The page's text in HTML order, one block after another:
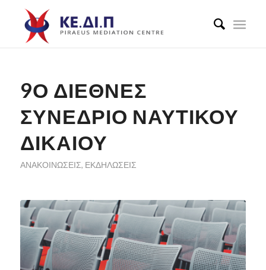
9Ο ΔΙΕΘΝΈΣ
ΣΥΝΈΔΡΙΟ ΝΑΥΤΙΚΟΎ
ΔΙΚΑΊΟΥ
ΑΝΑΚΟΙΝΏΣΕΙΣ, ΕΚΔΗΛΏΣΕΙΣ